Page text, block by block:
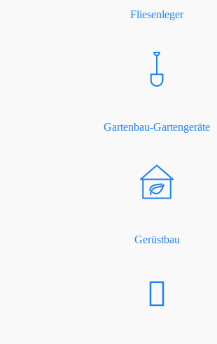
Fliesenleger
Gartenbau-Gartengeräte
Gerüstbau